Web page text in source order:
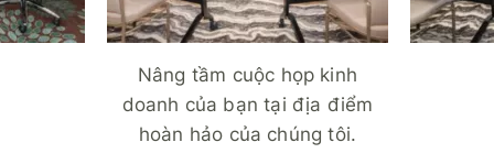
Nâng tầm cuộc họp kinh
doanh của bạn tại địa điểm
hoàn hảo của chúng tôi.